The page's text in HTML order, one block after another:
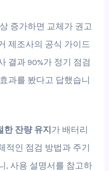
증가하면 교체가 권고
제조사의 공식 가이드
결과 90%가 정기 점검
과를 봤다고 답했습니
한 잔량 유지가 배터리
적인 점검 방법과 주기
, 사용 설명서를 참고하